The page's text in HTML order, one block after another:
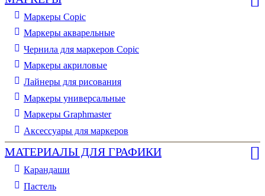
Маркеры Copic
Маркеры акварельные
Чернила для маркеров Copic
Маркеры акриловые
Лайнеры для рисования
Маркеры универсальные
Маркеры Graphmaster
Аксессуары для маркеров
МАТЕРИАЛЫ ДЛЯ ГРАФИКИ
Карандаши
Пастель